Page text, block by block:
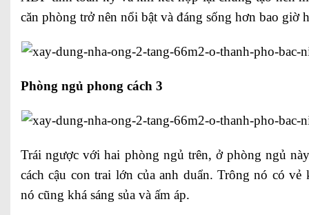
căn phòng trở nên nổi bật và đáng sống hơn bao giờ
Phòng ngủ phong cách 3
Trái ngược với hai phòng ngủ trên, ở phòng ngủ
cách cậu con trai lớn của anh duẩn. Trông nó có
nó cũng khá sáng sủa và ấm áp.